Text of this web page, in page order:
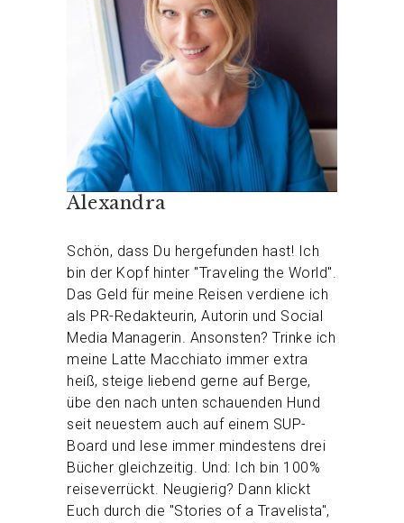
Alexandra
Schön, dass Du hergefunden hast! Ich
bin der Kopf hinter "Traveling the World".
Das Geld für meine Reisen verdiene ich
als PR-Redakteurin, Autorin und Social
Media Managerin. Ansonsten? Trinke ich
meine Latte Macchiato immer extra
heiß, steige liebend gerne auf Berge,
übe den nach unten schauenden Hund
seit neuestem auch auf einem SUP-
Board und lese immer mindestens drei
Bücher gleichzeitig. Und: Ich bin 100%
reiseverrückt. Neugierig? Dann klickt
Euch durch die "Stories of a Travelista",